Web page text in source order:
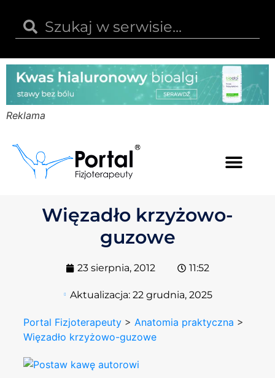
Reklama
Więzadło krzyżowo-
guzowe
23 sierpnia, 2012 11:52
Aktualizacja: 22 grudnia, 2025
Portal Fizjoterapeuty > Anatomia praktyczna >
Więzadło krzyżowo-guzowe